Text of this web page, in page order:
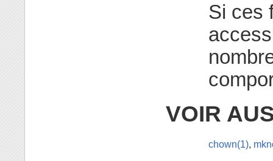
Si ces
VOIR
chown(1),